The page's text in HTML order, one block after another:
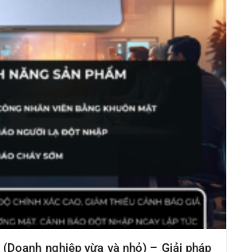
nghiệp vừa và nhỏ) – Giải pháp